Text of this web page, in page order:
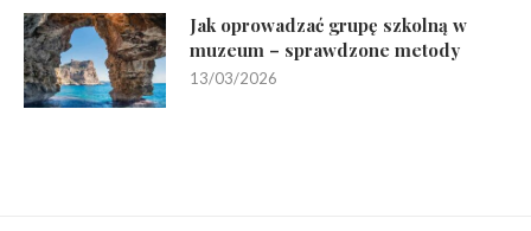
Jak oprowadzać grupę szkolną w
muzeum – sprawdzone metody
13/03/2026